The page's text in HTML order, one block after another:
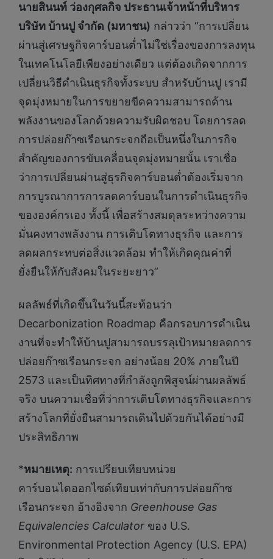
นายสินนท์ ว่องกุศลกิจ ประธานเจ้าหน้าที่บริหาร
บริษัท บ้านปู จำกัด (มหาชน) กล่าวว่า “การเปลี่ยน
ผ่านสู่เศรษฐกิจคาร์บอนต่ำไม่ใช่เรื่องของการลงทุน
ในเทคโนโลยีเพียงอย่างเดียว แต่ต้องเกิดจากการ
เปลี่ยนวิธีดำเนินธุรกิจทั้งระบบ สำหรับบ้านปู เรามี
จุดมุ่งหมายในการขยายขีดความสามารถด้าน
พลังงานของโลกด้วยความรับผิดชอบ โดยการลด
การปล่อยก๊าซเรือนกระจกถือเป็นหนึ่งในภารกิจ
สำคัญของการขับเคลื่อนจุดมุ่งหมายนั้น เราเชื่อ
ว่าการเปลี่ยนผ่านสู่ธุรกิจคาร์บอนต่ำต้องเริ่มจาก
การบูรณาการการลดคาร์บอนในการดำเนินธุรกิจ
ขององค์กรเอง ทั้งนี้ เพื่อสร้างสมดุลระหว่างความ
มั่นคงทางพลังงาน การเติบโตทางธุรกิจ และการ
ลดผลกระทบต่อสิ่งแวดล้อม ทำให้เกิดคุณค่าที่
ยั่งยืนให้กับสังคมในระยะยาว”
ผลลัพธ์ที่เกิดขึ้นในวันนี้สะท้อนว่า
Decarbonization Roadmap คือกรอบการดำเนิน
งานที่จะทำให้บ้านปูสามารถบรรลุเป้าหมายลดการ
ปล่อยก๊าซเรือนกระจก อย่างน้อย 20% ภายในปี
2573 และเป็นทิศทางที่กำลังถูกพิสูจน์ผ่านผลลัพธ์
จริง บนความเชื่อที่ว่าการเติบโตทางธุรกิจและการ
สร้างโลกที่ยั่งยืนสามารถเดินไปด้วยกันได้อย่างมี
ประสิทธิภาพ
*หมายเหตุ: การเปรียบเทียบหน่วย
คาร์บอนไดออกไซด์เทียบเท่ากับการปล่อยก๊าซ
เรือนกระจก อ้างอิงจาก Greenhouse Gas
Equivalencies Calculator ของ U.S.
Environmental Protection Agency (U.S. EPA)